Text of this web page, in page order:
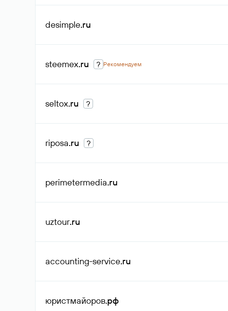
desimple.ru
steemex.ru ? Рекомендуем
seltox.ru ?
riposa.ru ?
perimetermedia.ru
uztour.ru
accounting-service.ru
юристмайоров.рф